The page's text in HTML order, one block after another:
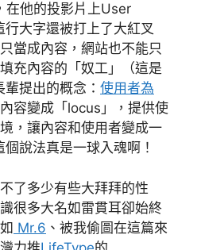
在他的投影片上User
大字還被打上了大紅叉
當成內容，網站也不能只
充內容的「奴工」（這是
提出的概念： 使用者為
容變成「locus」，提供使
，讓內容和使用者變成一
說法真是一球入魂啊！
了多少有些大拜拜的性
很多大名如雷貫耳卻始終
Mr.6 、被我偷圖在這篇來